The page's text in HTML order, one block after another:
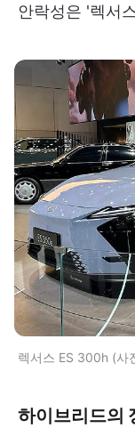
안락성은 '렉서
렉서스 ES 300h (사
하이브리드의